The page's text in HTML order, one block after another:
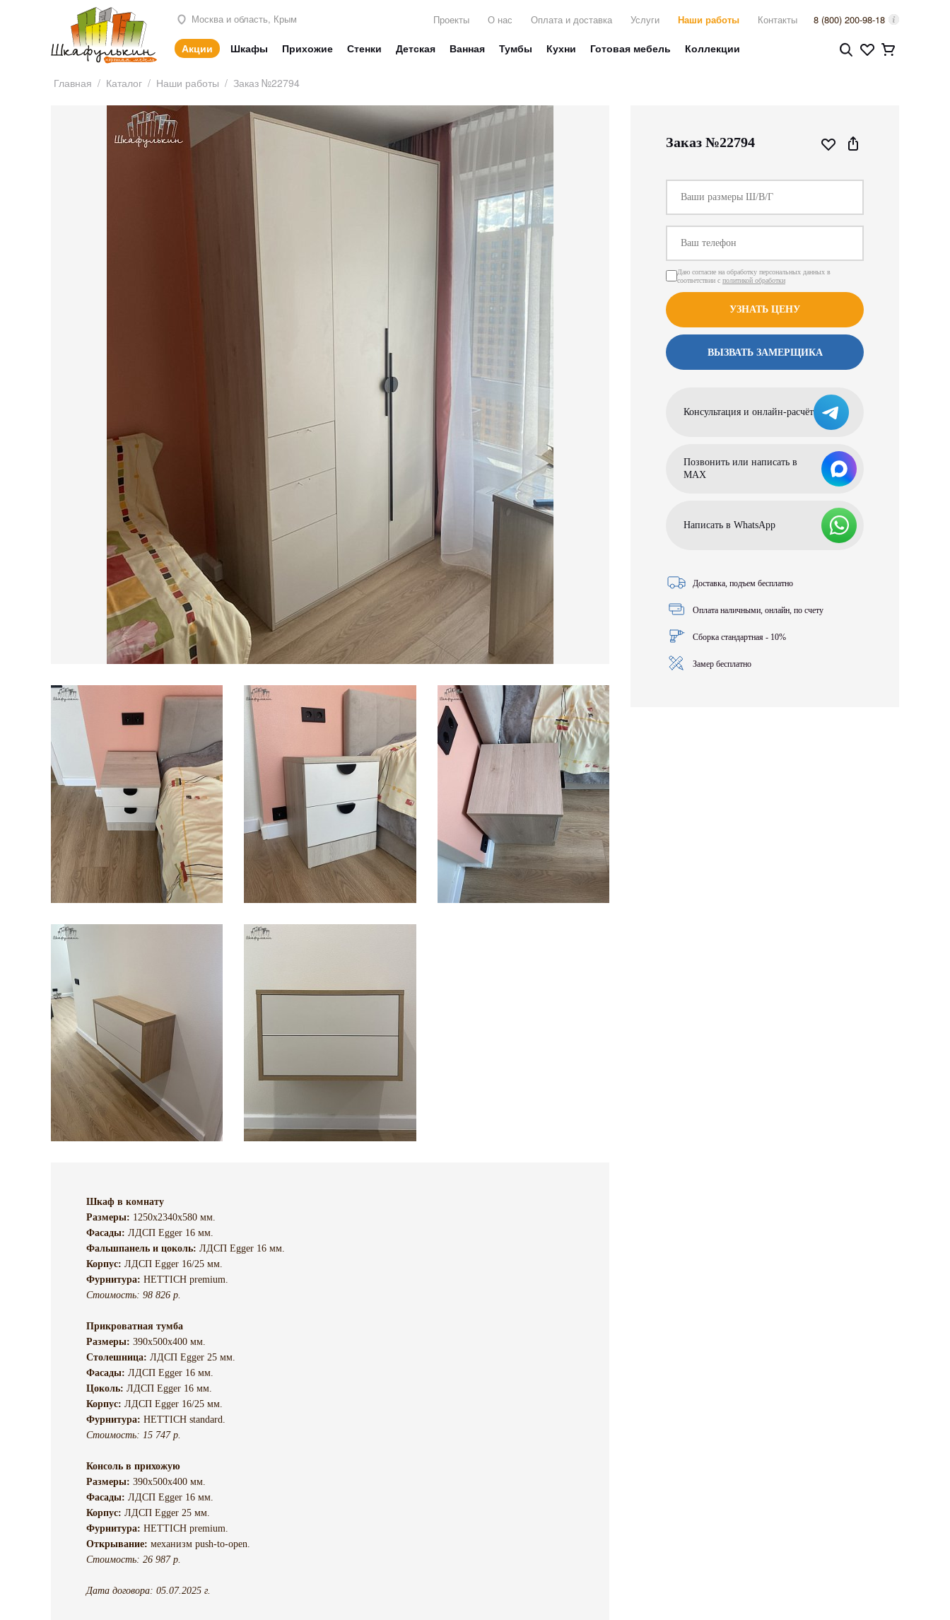
Москва и область, Крым Проекты О нас Оплата и доставка Услуги Наши работы Контакты 8 (800) 200-98-18
Акции Шкафы Прихожие Стенки Детская Ванная Тумбы Кухни Готовая мебель Коллекции
Главная / Каталог / Наши работы / Заказ №22794
Шкаф в комнату
Размеры: 1250х2340х580 мм.
Фасады: ЛДСП Egger 16 мм.
Фальшпанель и цоколь: ЛДСП Egger 16 мм.
Корпус: ЛДСП Egger 16/25 мм.
Фурнитура: HETTICH premium.
Стоимость: 98 826 р.
Прикроватная тумба
Размеры: 390х500х400 мм.
Столешница: ЛДСП Egger 25 мм.
Фасады: ЛДСП Egger 16 мм.
Цоколь: ЛДСП Egger 16 мм.
Корпус: ЛДСП Egger 16/25 мм.
Фурнитура: HETTICH standard.
Стоимость: 15 747 р.
Консоль в прихожую
Размеры: 390х500х400 мм.
Фасады: ЛДСП Egger 16 мм.
Корпус: ЛДСП Egger 25 мм.
Фурнитура: HETTICH premium.
Открывание: механизм push-to-open.
Стоимость: 26 987 р.
Дата договора: 05.07.2025 г.
Заказ №22794
Даю согласие на обработку персональных данных в
соответствии с политикой обработки
УЗНАТЬ ЦЕНУ
ВЫЗВАТЬ ЗАМЕРЩИКА
Консультация и онлайн-расчёт
Позвонить или написать в
МАХ
Написать в WhatsApp
Доставка, подъем бесплатно
Оплата наличными, онлайн, по счету
Сборка стандартная - 10%
Замер бесплатно